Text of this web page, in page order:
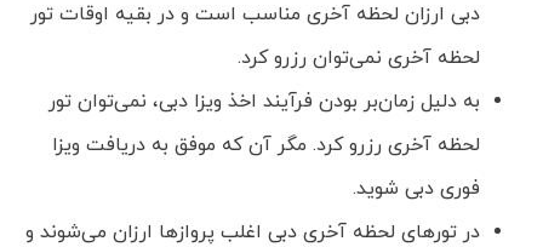
دبی ارزان لحظه آخری مناسب است و در بقیه اوقات تور
لحظه آخری نمی‌توان رزرو کرد.
به دلیل زمان‌بر بودن فرآیند اخذ ویزا دبی، نمی‌توان تور
لحظه آخری رزرو کرد. مگر آن که موفق به دریافت ویزا
فوری دبی شوید.
در تورهای لحظه آخری دبی اغلب پروازها ارزان می‌شوند و